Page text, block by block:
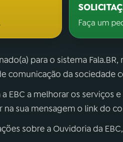
Faça um
para o sistema
comunicação da sociedade
EBC a melhorar os
na sua mensagem o link do
sobre a Ouvidoria da